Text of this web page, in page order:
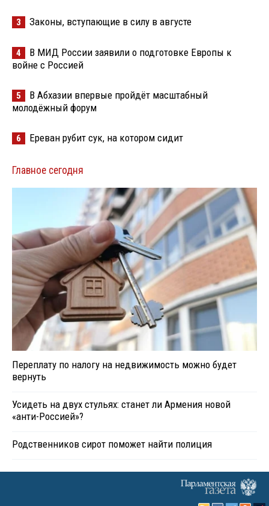
3 Законы, вступающие в силу в августе
4
В МИД России заявили о подготовке Европы к
войне с Россией
5
В Абхазии впервые пройдёт масштабный
молодёжный форум
6 Ереван рубит сук, на котором сидит
Главное сегодня
Переплату по налогу на недвижимость можно будет
вернуть
Усидеть на двух стульях: станет ли Армения новой
«анти-Россией»?
Родственников сирот поможет найти полиция